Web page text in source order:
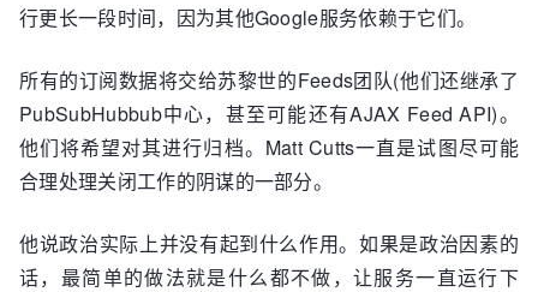
行更长一段时间，因为其他Google服务依赖于它们。
所有的订阅数据将交给苏黎世的Feeds团队(他们还继承了
PubSubHubbub中心，甚至可能还有AJAX Feed API)。
他们将希望对其进行归档。Matt Cutts一直是试图尽可能
合理处理关闭工作的阴谋的一部分。
他说政治实际上并没有起到什么作用。如果是政治因素的
话，最简单的做法就是什么都不做，让服务一直运行下